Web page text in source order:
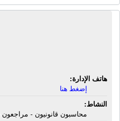
هاتف الإدارة:
إضغط هنا
النشاط:
محاسبون قانونيون - مراجعون